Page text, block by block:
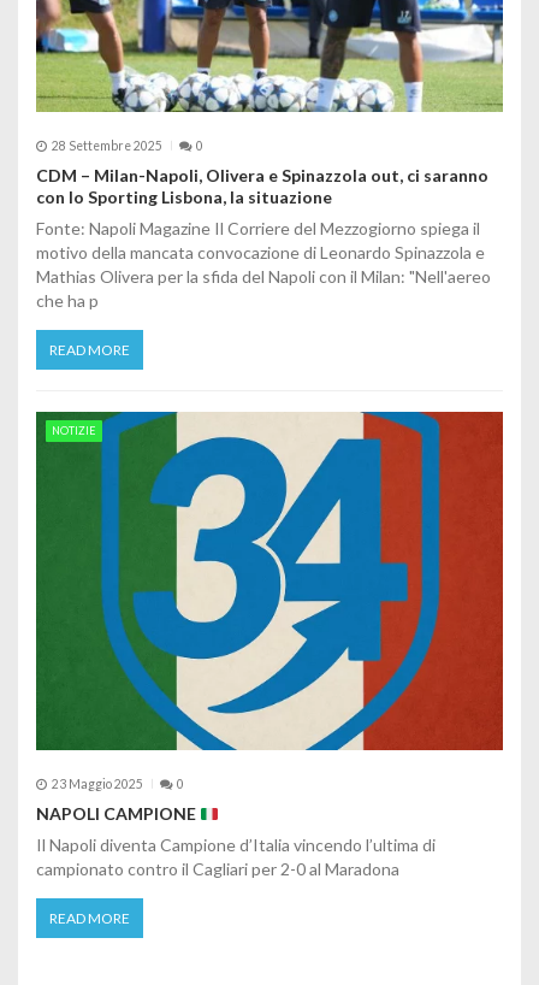
28 Settembre 2025 0
CDM – Milan-Napoli, Olivera e Spinazzola out, ci saranno
con lo Sporting Lisbona, la situazione
Fonte: Napoli Magazine Il Corriere del Mezzogiorno spiega il
motivo della mancata convocazione di Leonardo Spinazzola e
Mathias Olivera per la sfida del Napoli con il Milan: "Nell'aereo
che ha p
READ MORE
NOTIZIE
23 Maggio 2025 0
NAPOLI CAMPIONE
Il Napoli diventa Campione d’Italia vincendo l’ultima di
campionato contro il Cagliari per 2-0 al Maradona
READ MORE